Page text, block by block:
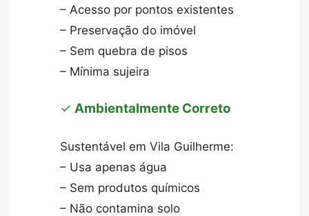
– Acesso por pontos existentes
– Preservação do imóvel
– Sem quebra de pisos
– Mínima sujeira
✓Ambientalmente Correto
Sustentável em Vila Guilherme:
– Usa apenas água
– Sem produtos químicos
– Não contamina solo